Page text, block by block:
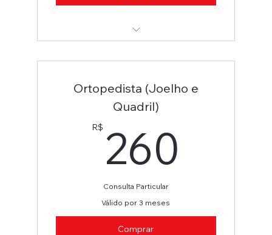
Ortopedista (Joelho e
Quadril)
R$ 260
Consulta Particular
Válido por 3 meses
Comprar